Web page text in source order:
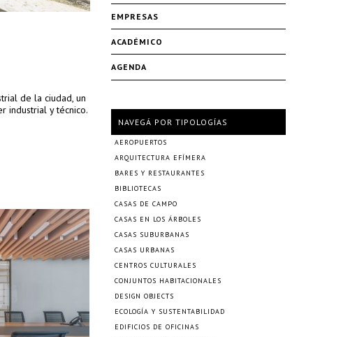
de la ciudad, un
industrial y técnico.
EMPRESAS
ACADÉMICO
AGENDA
NAVEGÁ POR TIPOLOGÍAS
AEROPUERTOS
ARQUITECTURA EFÍMERA
BARES Y RESTAURANTES
BIBLIOTECAS
CASAS DE CAMPO
CASAS EN LOS ÁRBOLES
CASAS SUBURBANAS
CASAS URBANAS
CENTROS CULTURALES
CONJUNTOS HABITACIONALES
DESIGN OBJECTS
ECOLOGÍA Y SUSTENTABILIDAD
EDIFICIOS DE OFICINAS